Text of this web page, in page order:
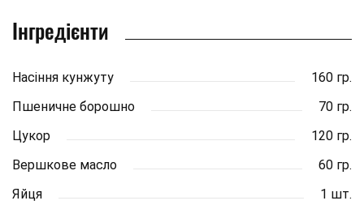
Інгредієнти
Насіння кунжуту
160 гр.
Пшеничне борошно
70 гр.
Цукор
120 гр.
Вершкове масло
60 гр.
Яйця
1 шт.